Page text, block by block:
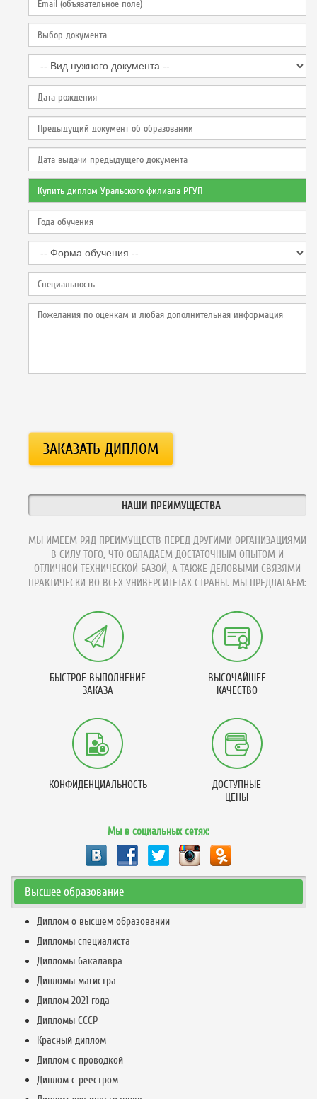
НАШИ ПРЕИМУЩЕСТВА
МЫ ИМЕЕМ РЯД ПРЕИМУЩЕСТВ ПЕРЕД ДРУГИМИ ОРГАНИЗАЦИЯМИ
В СИЛУ ТОГО, ЧТО ОБЛАДАЕМ ДОСТАТОЧНЫМ ОПЫТОМ И
ОТЛИЧНОЙ ТЕХНИЧЕСКОЙ БАЗОЙ, А ТАКЖЕ ДЕЛОВЫМИ СВЯЗЯМИ
ПРАКТИЧЕСКИ ВО ВСЕХ УНИВЕРСИТЕТАХ СТРАНЫ. МЫ ПРЕДЛАГАЕМ:
БЫСТРОЕ ВЫПОЛНЕНИЕ
ЗАКАЗА
ВЫСОЧАЙШЕЕ
КАЧЕСТВО
КОНФИДЕНЦИАЛЬНОСТЬ
ДОСТУПНЫЕ
ЦЕНЫ
Мы в социальных сетях:
Высшее образование
Диплом о высшем образовании
Дипломы специалиста
Дипломы бакалавра
Дипломы магистра
Диплом 2021 года
Дипломы СССР
Красный диплом
Диплом с проводкой
Диплом с реестром